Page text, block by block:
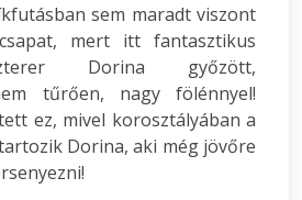
sem maradt viszont
mert itt fantasztikus
Dorina győzött,
tűrően, nagy fölénnyel!
ez, mivel korosztályában a
Dorina, aki még jövőre